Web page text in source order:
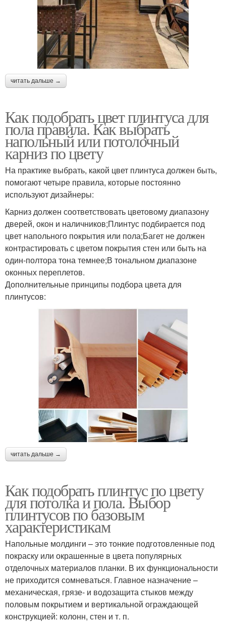
читать дальше →
Как подобрать цвет плинтуса для
пола правила. Как выбрать
напольный или потолочный
карниз по цвету
На практике выбрать, какой цвет плинтуса должен быть,
помогают четыре правила, которые постоянно
используют дизайнеры:
Карниз должен соответствовать цветовому диапазону
дверей, окон и наличников;Плинтус подбирается под
цвет напольного покрытия или пола;Багет не должен
контрастировать с цветом покрытия стен или быть на
один-полтора тона темнее;В тональном диапазоне
оконных переплетов.
Дополнительные принципы подбора цвета для
плинтусов:
читать дальше →
Как подобрать плинтус по цвету
для потолка и пола. Выбор
плинтусов по базовым
характеристикам
Напольные молдинги – это тонкие подготовленные под
покраску или окрашенные в цвета популярных
отделочных материалов планки. В их функциональности
не приходится сомневаться. Главное назначение –
механическая, грязе- и водозащита стыков между
половым покрытием и вертикальной ограждающей
конструкцией: колонн, стен и т. п.